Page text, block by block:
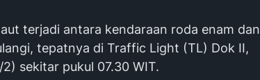
terjadi antara kendaraan roda enam dan
tepatnya di Traffic Light (TL) Dok II,
sekitar pukul 07.30 WIT.